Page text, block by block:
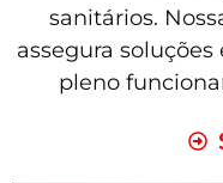
sanitários.
assegura
pleno